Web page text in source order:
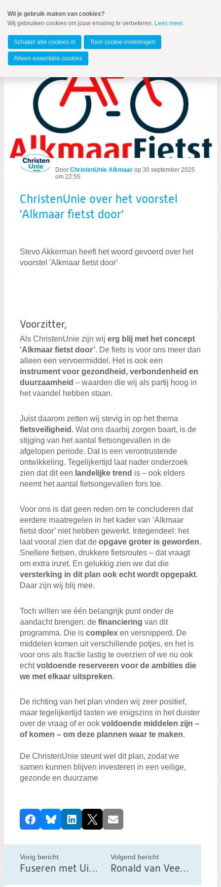
naar
Spring
de
inhoud
Spring
naar
Alkmaar
MENU
Zoeken:
Zoeken
Door ChristenUnie Alkmaar op 30 september 2025
om 22:55
ChristenUnie over het voorstel
'Alkmaar fietst door'
Stevo Akkerman heeft het woord gevoerd over het
voorstel 'Alkmaar fietst door'
Voorzitter,
Als ChristenUnie zijn wij erg blij met het concept
‘Alkmaar fietst door’. De fiets is voor ons meer dan
alleen een vervoermiddel. Het is ook een
instrument voor gezondheid, verbondenheid en
duurzaamheid – waarden die wij als partij hoog in
het vaandel hebben staan.
Juist daarom zetten wij stevig in op het thema
fietsveiligheid . Wat ons daarbij zorgen baart, is de
stijging van het aantal fietsongevallen in de
afgelopen periode. Dat is een verontrustende
ontwikkeling. Tegelijkertijd laat nader onderzoek
zien dat dit een landelijke trend is – ook elders
neemt het aantal fietsongevallen fors toe.
Voor ons is dat geen reden om te concluderen dat
eerdere maatregelen in het kader van ‘Alkmaar
fietst door’ niet hebben gewerkt. Integendeel: het
laat vooral zien dat de opgave groter is geworden.
Snellere fietsen, drukkere fietsroutes – dat vraagt
om extra inzet. En gelukkig zien we dat die
versterking in dit plan ook echt wordt opgepakt.
Daar zijn wij blij mee.
Toch willen we één belangrijk punt onder de
aandacht brengen: de financiering van dit
programma. Die is complex en versnipperd. De
middelen komen uit verschillende potjes, en het is
voor ons als fractie lastig te overzien of we nu ook
echtvoldoende reserveren voor de ambities die
we met elkaar uitspreken.
De richting van het plan vinden wij zeer positief,
maar tegelijkertijd tasten we enigszins in het duister
over de vraag of er ook voldoende middelen zijn –
of komen – om deze plannen waar te maken.
De ChristenUnie steunt wel dit plan, zodat we
samen kunnen blijven investeren in een veilige,
gezonde en duurzame
D
e
e
l
d
FacebookBlueskyLinkedIn
X E-mail
Vorig bericht
Fuseren met Uitgeest!
Volgend bericht
Ronald van Veen lijstduwer Tweede Kamer verkiezingen
Wil je gebruik maken van cookies?
Wij gebruiken cookies om jouw ervaring te verbeteren. Lees meer.
Schakel alle cookies in Toon cookie-instellingen
Alleen essentiële cookies